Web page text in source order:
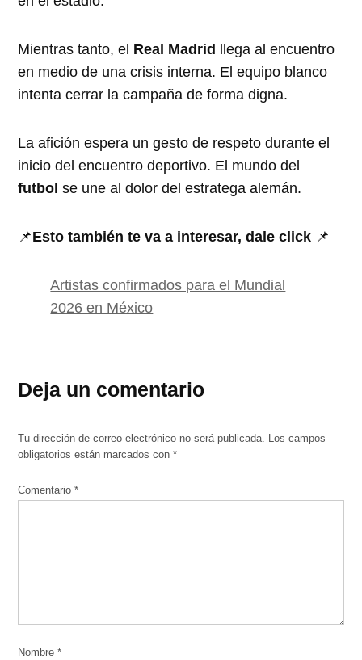
Mientras tanto, el Real Madrid llega al encuentro
en medio de una crisis interna. El equipo blanco
intenta cerrar la campaña de forma digna.
La afición espera un gesto de respeto durante el
inicio del encuentro deportivo. El mundo del
futbol se une al dolor del estratega alemán.
📌Esto también te va a interesar, dale click 📌
Artistas confirmados para el Mundial
2026 en México
Deja un comentario
Tu dirección de correo electrónico no será publicada. Los campos
obligatorios están marcados con*
Comentario*
Nombre*